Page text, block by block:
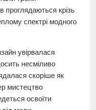
проглядаються крізь
спектрі модного
увірвалася
несміливо
скоріше як
мистецтво
освоїти